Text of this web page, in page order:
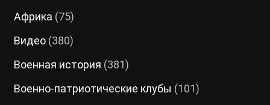
Африка (75)
Видео(380)
Военная история (381)
Военно-патриотические клубы (101)